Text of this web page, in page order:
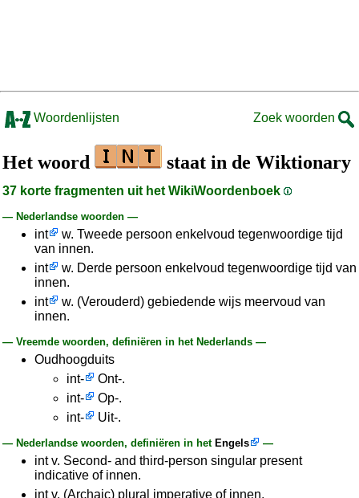
Woordenlijsten Zoek woorden
Het woord staat in de Wiktionary
37 korte fragmenten uit het WikiWoordenboek
— Nederlandse woorden —
int
w. Tweede persoon enkelvoud tegenwoordige tijd
van innen.
int
w. Derde persoon enkelvoud tegenwoordige tijd van
innen.
int
w. (Verouderd) gebiedende wijs meervoud van
innen.
— Vreemde woorden, definiëren in het Nederlands —
Oudhoogduits
int-
Ont-.
int-
Op-.
int-
Uit-.
— Nederlandse woorden, definiëren in het Engels —
int v. Second- and third-person singular present
indicative of innen.
int v. (Archaic) plural imperative of innen.